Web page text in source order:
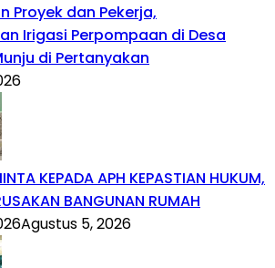
Proyek dan Pekerja,
Irigasi Perpompaan di Desa
di Pertanyakan
KEPADA APH KEPASTIAN HUKUM,
BANGUNAN RUMAH
Agustus 5, 2026